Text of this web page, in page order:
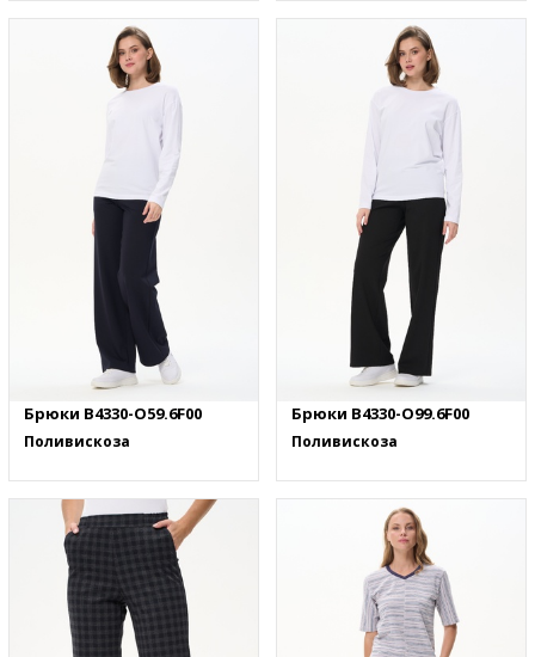
Брюки B4330-O59.6F00
Поливискоза
Брюки B4330-O99.6F00
Поливискоза